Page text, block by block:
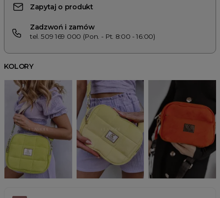
Zapytaj o produkt
Zadzwoń i zamów
tel. 509 169 000 (Pon. - Pt. 8:00 - 16:00)
KOLORY